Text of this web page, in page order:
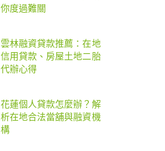
你度過難關
雲林融資貸款推薦：在地
信用貸款、房屋土地二胎
代辦心得
花蓮個人貸款怎麼辦？解
析在地合法當舖與融資機
構